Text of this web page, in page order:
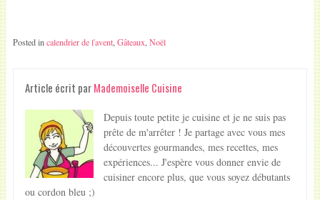
Posted incalendrier de l'avent, Gâteaux, Noël
Article écrit parMademoiselle Cuisine
Depuis toute petite je cuisine et je ne suis pas
prête de m'arrêter ! Je partage avec vous mes
découvertes gourmandes, mes recettes, mes
expériences... J'espère vous donner envie de
cuisiner encore plus, que vous soyez débutants
ou cordon bleu ;)